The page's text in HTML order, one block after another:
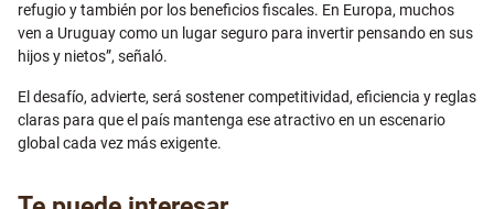
refugio y también por los beneficios fiscales. En Europa, muchos
ven a Uruguay como un lugar seguro para invertir pensando en sus
hijos y nietos”, señaló.
El desafío, advierte, será sostener competitividad, eficiencia y reglas
claras para que el país mantenga ese atractivo en un escenario
global cada vez más exigente.